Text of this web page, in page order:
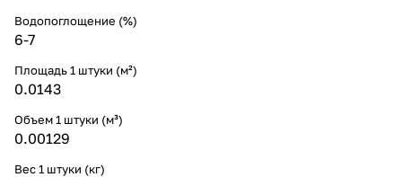
Водопоглощение (%)
6-7
Площадь 1 штуки (м²)
0.0143
Объем 1 штуки (м³)
0.00129
Вес 1 штуки (кг)